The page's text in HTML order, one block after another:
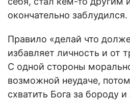
окончательно заблудился.
Правило «делай что
избавляет личность и от
С одной стороны
возможной неудаче,
схватить Бога за бороду и